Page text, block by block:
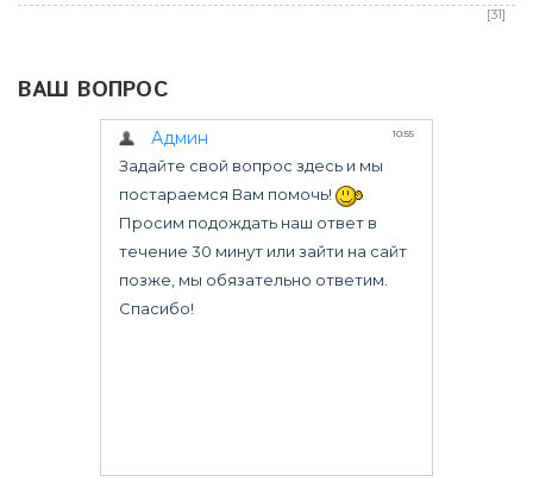
[31]
ВАШ ВОПРОС